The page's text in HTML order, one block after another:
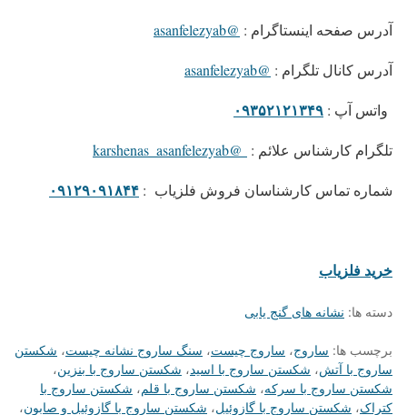
آدرس صفحه اینستاگرام :
@asanfelezyab
آدرس کانال تلگرام :
@asanfelezyab
واتس آپ : ۰۹۳۵۲۱۲۱۳۴۹
تلگرام کارشناس علائم :
@karshenas_asanfelezyab
شماره تماس کارشناسان فروش فلزیاب : ۰۹۱۲۹۰۹۱۸۴۴
خرید فلزیاب
دسته ها: نشانه های گنج یابی
برچسب ها: ساروج، ساروج چیست، سنگ ساروج نشانه چیست، شکستن
ساروج با آتش، شکستن ساروج با اسید، شکستن ساروج با بنزین،
شکستن ساروج با سرکه، شکستن ساروج با قلم، شکستن ساروج با
کتراک، شکستن ساروج با گازوئیل، شکستن ساروج با گازوئیل و صابون،